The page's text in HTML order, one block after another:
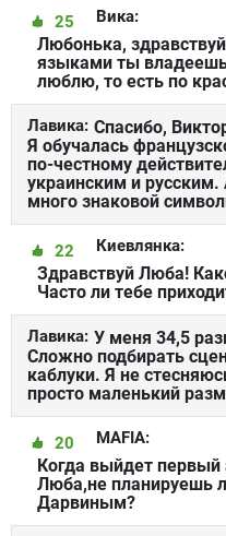
Вика:
25
Любонька,
языками ты
люблю, то есть по
Лавика: Спасибо,
Я обучалась
по-честному
украинским и
много знаковой
Киевлянка:
22
Здравствуй Люба!
Часто ли тебе
Лавика: У меня 34,5
Сложно подбирать
каблуки. Я не
просто маленький
MAFIA:
20
Когда выйдет
Люба,не планируешь
Дарвиным?